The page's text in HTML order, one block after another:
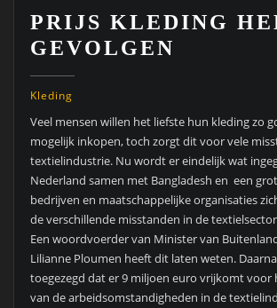
PRIJS KLEDING
GEVOLGEN
Kleding
Veel mensen willen het liefste hun kleding zo
mogelijk inkopen, toch zorgt dit voor vele
textielindustrie. Nu wordt er eindelijk wat
Nederland samen met Bangladesh en een
bedrijven en maatschappelijke organisaties
de verschillende misstanden in de
Een woordvoerder van Minister van
Lilianne Ploumen heeft dit laten weten.
toegezegd dat er 9 miljoen euro vrijkomt voor
van de arbeidsomstandigheden in de